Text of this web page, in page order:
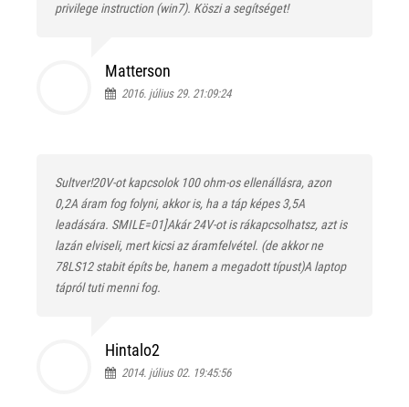
privilege instruction (win7). Köszi a segítséget!
Matterson
2016. július 29. 21:09:24
Sultver!20V-ot kapcsolok 100 ohm-os ellenállásra, azon
0,2A áram fog folyni, akkor is, ha a táp képes 3,5A
leadására. SMILE=01]Akár 24V-ot is rákapcsolhatsz, azt is
lazán elviseli, mert kicsi az áramfelvétel. (de akkor ne
78LS12 stabit építs be, hanem a megadott típust)A laptop
tápról tuti menni fog.
Hintalo2
2014. július 02. 19:45:56